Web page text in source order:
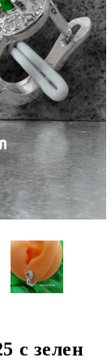
с зелен